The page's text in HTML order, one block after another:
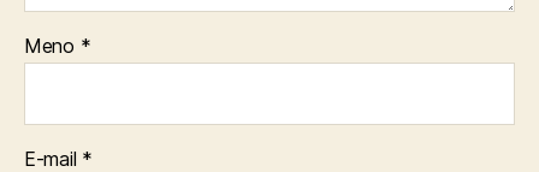
Meno *
E-mail *